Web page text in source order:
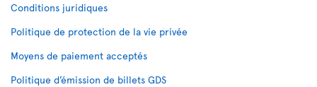
Conditions juridiques
Politique de protection de la vie privée
Moyens de paiement acceptés
Politique d’émission de billets GDS